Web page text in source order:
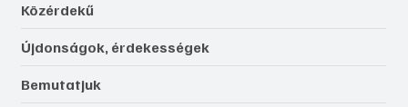
Közérdekű
Újdonságok, érdekességek
Bemutatjuk